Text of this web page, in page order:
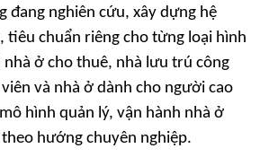
đang nghiên cứu, xây dựng hệ
tiêu chuẩn riêng cho từng loại hình
nhà ở cho thuê, nhà lưu trú công
và nhà ở dành cho người cao
hình quản lý, vận hành nhà ở
hướng chuyên nghiệp.